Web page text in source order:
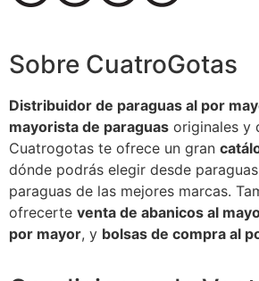
Sobre CuatroGotas
Distribuidor de paraguas al por
mayorista de paraguas originales y
Cuatrogotas te ofrece un gran
dónde podrás elegir desde
paraguas de las mejores marcas.
ofrecerte venta de abanicos al
por mayor, y bolsas de compra al